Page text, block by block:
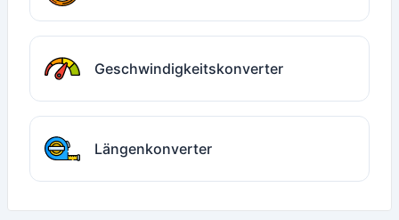
Geschwindigkeitskonverter
Längenkonverter